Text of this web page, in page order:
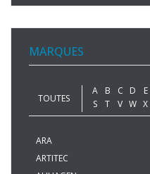
MARQUES
TOUTES
A B C D E
S
T V W X
ARA
ARTITEC